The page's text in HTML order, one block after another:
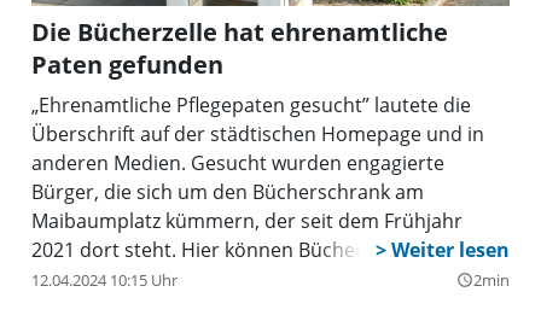
Die Bücherzelle hat ehrenamtliche
Paten gefunden
„Ehrenamtliche Pflegepaten gesucht” lautete die
Überschrift auf der städtischen Homepage und in
anderen Medien. Gesucht wurden engagierte
Bürger, die sich um den Bücherschrank am
Maibaumplatz kümmern, der seit dem Frühjahr
2021 dort steht. Hier können Bücher völlig
unabhängig von Öffnungszeiten und ohne
12.04.2024 10:15 Uhr query_builder2min